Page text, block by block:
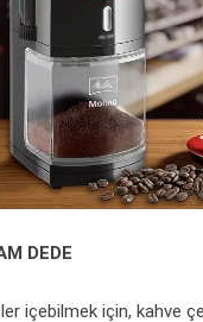
DEDE
içebilmek için, kahve